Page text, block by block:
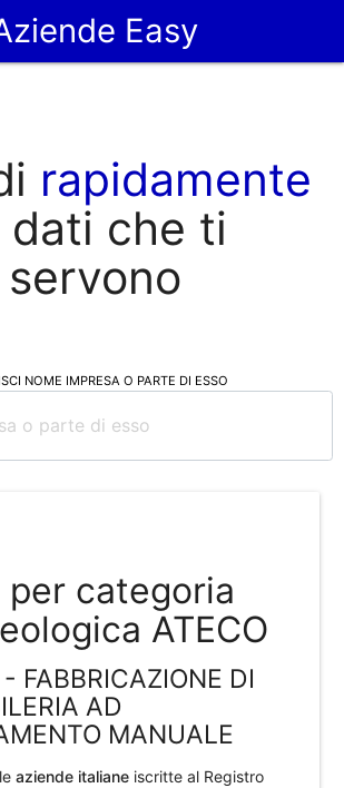
Easy
rapidamente
dati che ti
servono
NOME IMPRESA O PARTE DI ESSO
per categoria
ATECO
FABBRICAZIONE DI
AD
MANUALE
aziende italiane iscritte al Registro